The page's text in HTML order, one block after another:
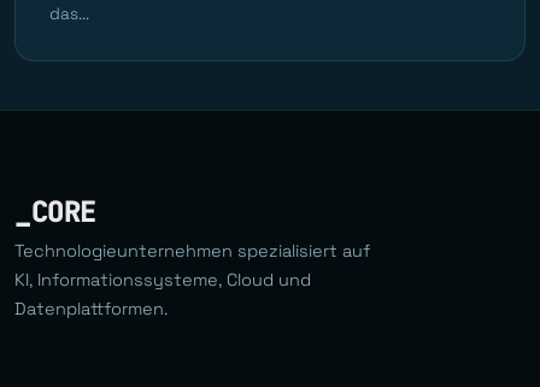
das...
_CORE
Technologieunternehmen spezialisiert auf
KI, Informationssysteme, Cloud und
Datenplattformen.